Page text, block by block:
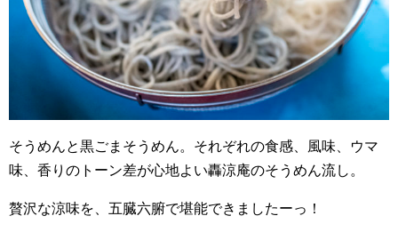
そうめんと黒ごまそうめん。それぞれの食感、風味、ウマ
味、香りのトーン差が心地よい轟涼庵のそうめん流し。
贅沢な涼味を、五臓六腑で堪能できましたーっ！